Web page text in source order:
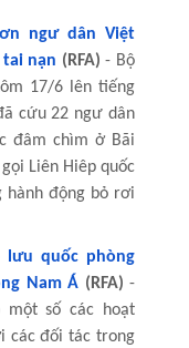
ngư dân Việt
nạn (RFA) - Bộ
17/6 lên tiếng
cứu 22 ngư dân
đâm chìm ở Bãi
Liên Hiêp quốc
hành động bỏ rơi
lưu quốc phòng
Nam Á (RFA) -
một số các hoạt
các đối tác trong